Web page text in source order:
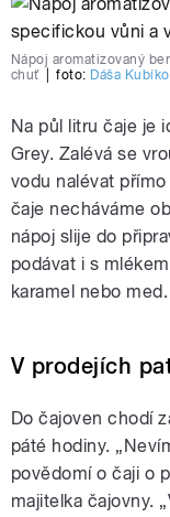
Nápoj aromatizovaný
chuť
foto: Dáša
Na půl litru čaje je
Grey. Zalévá se
vodu nalévat
čaje necháváme
nápoj slije do
podávat i s
karamel nebo med.
V prodejích
Do čajoven chodí
páté hodiny.
povědomí o čaji o
majitelka čajovny.